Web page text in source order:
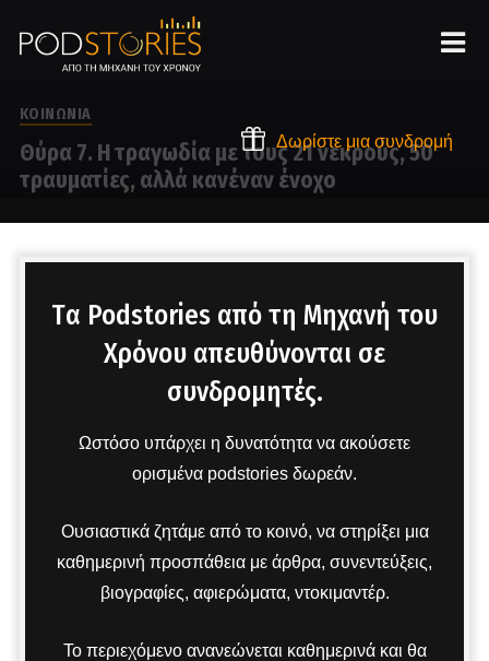
Δωρίστε μια συνδρομή
ΚΟΙΝΩΝΙΑ
Θύρα 7. Η τραγωδία με τους 21 νεκρούς, 50
τραυματίες, αλλά κανέναν ένοχο
Tα Podstories από τη Μηχανή του
Χρόνου απευθύνονται σε
συνδρομητές.
Ωστόσο υπάρχει η δυνατότητα να ακούσετε
ορισμένα podstories δωρεάν.
Ουσιαστικά ζητάμε από το κοινό, να στηρίξει μια
καθημερινή προσπάθεια με άρθρα, συνεντεύξεις,
βιογραφίες, αφιερώματα, ντοκιμαντέρ.
Το περιεχόμενο ανανεώνεται καθημερινά και θα